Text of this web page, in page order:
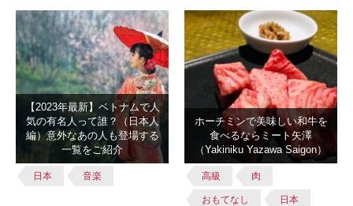
【2023年最新】ベトナムで人
気の有名人って誰？（日本人
編）意外なあの人も登場する
一覧をご紹介
日本 音楽
ホーチミンで美味しい和牛を
食べるならミート矢澤
（Yakiniku Yazawa Saigon）
高級 肉
おもてなし 日本